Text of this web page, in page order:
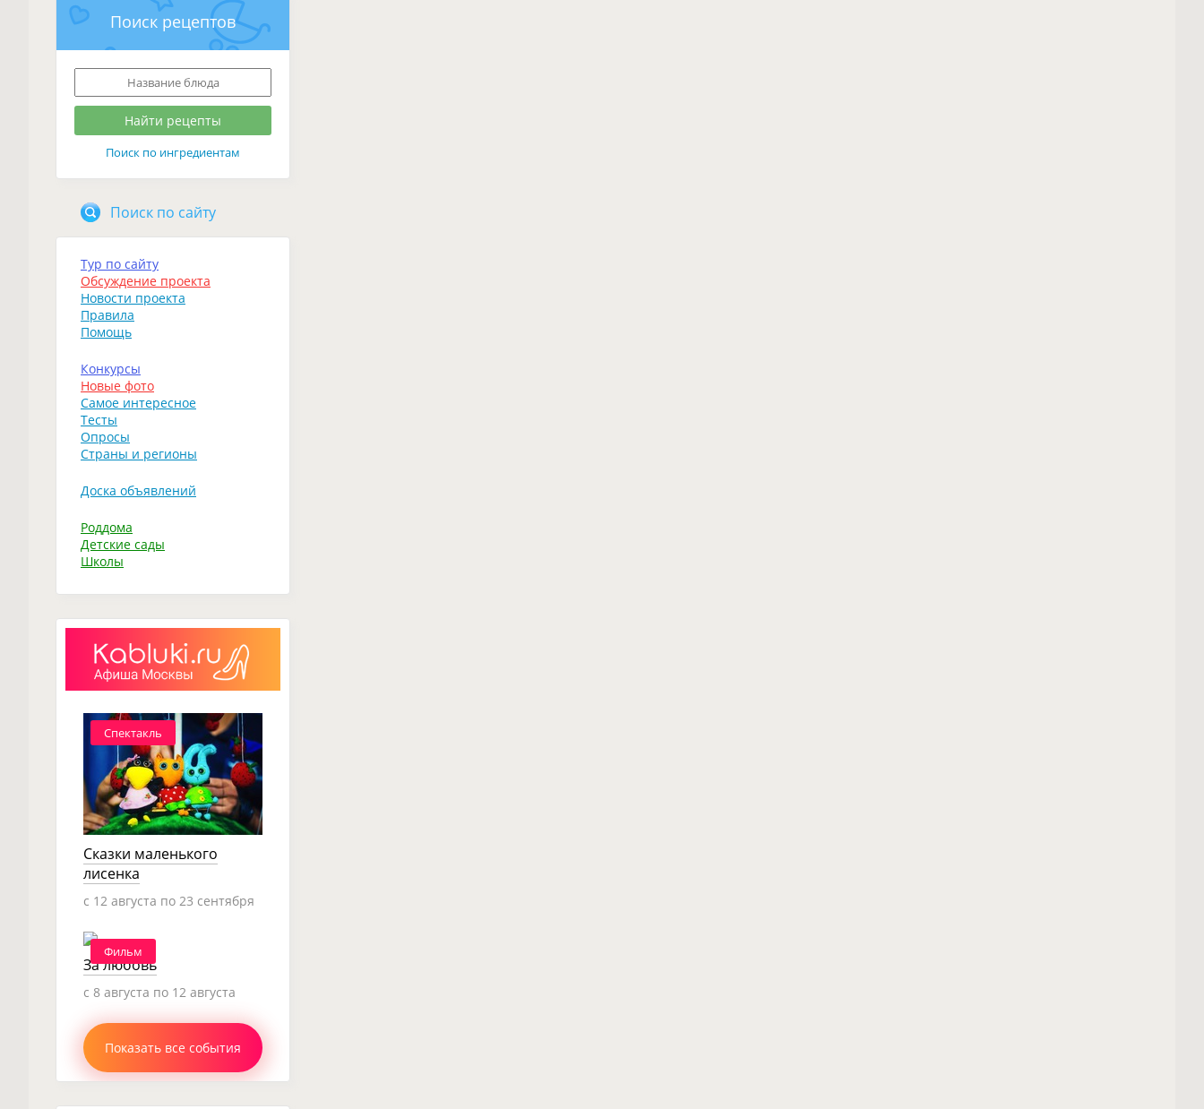
Поиск рецептов
Поиск по ингредиентам
Поиск по сайту
Тур по сайту
Обсуждение проекта
Новости проекта
Правила
Помощь
Конкурсы
Новые фото
Самое интересное
Тесты
Опросы
Страны и регионы
Доска объявлений
Роддома
Детские сады
Школы
Спектакль
Сказки маленького
лисенка
c 12 августа по 23 сентября
Фильм
За любовь
c 8 августа по 12 августа
Показать все события